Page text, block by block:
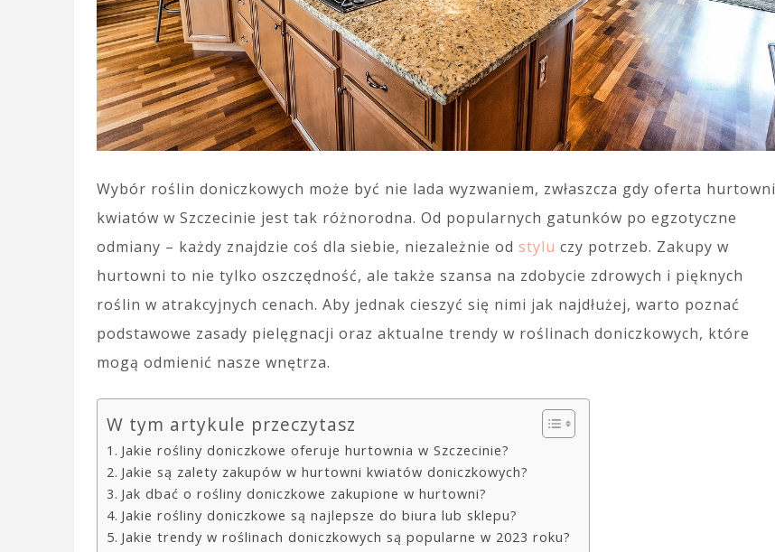
Wybór roślin doniczkowych może być nie lada wyzwaniem, zwłaszcza gdy oferta hurtowni
kwiatów w Szczecinie jest tak różnorodna. Od popularnych gatunków po egzotyczne
odmiany – każdy znajdzie coś dla siebie, niezależnie od stylu czy potrzeb. Zakupy w
hurtowni to nie tylko oszczędność, ale także szansa na zdobycie zdrowych i pięknych
roślin w atrakcyjnych cenach. Aby jednak cieszyć się nimi jak najdłużej, warto poznać
podstawowe zasady pielęgnacji oraz aktualne trendy w roślinach doniczkowych, które
mogą odmienić nasze wnętrza.
W tym artykule przeczytasz
Jakie rośliny doniczkowe oferuje hurtownia w Szczecinie?
Jakie są zalety zakupów w hurtowni kwiatów doniczkowych?
Jak dbać o rośliny doniczkowe zakupione w hurtowni?
Jakie rośliny doniczkowe są najlepsze do biura lub sklepu?
Jakie trendy w roślinach doniczkowych są popularne w 2023 roku?